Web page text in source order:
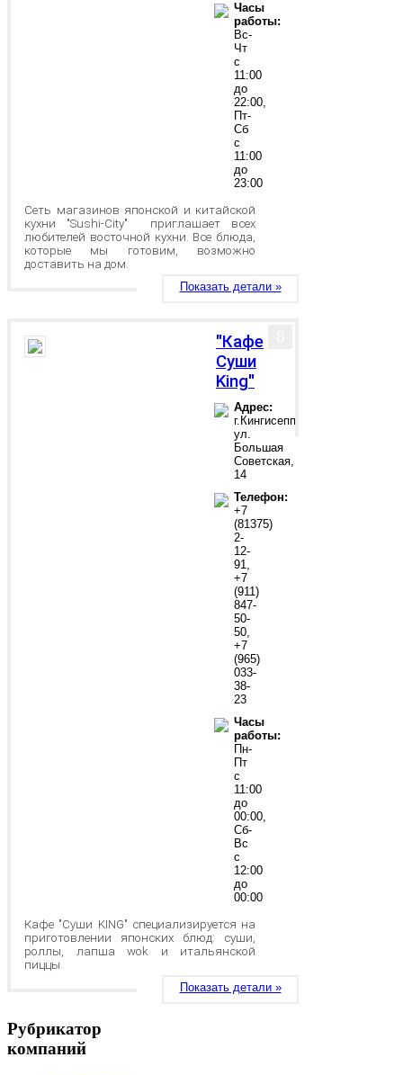
Часы
работы:
Вс-
Чт
с
11:00
до
22:00,
Пт-
Сб
с
11:00
до
23:00
Сеть магазинов японской и китайской
кухни "Sushi-City" приглашает всех
любителей восточной кухни. Все блюда,
которые мы готовим, возможно
доставить на дом.
Показать детали »
"Кафе
Суши
King"
Адрес:
г.Кингисепп,
ул.
Большая
Советская,
14
Телефон:
+7
(81375)
2-
12-
91,
+7
(911)
847-
50-
50,
+7
(965)
033-
38-
23
Часы
работы:
Пн-
Пт
с
11:00
до
00:00,
Сб-
Вс
с
12:00
до
00:00
Кафе "Суши KING" специализируется на
приготовлении японских блюд: суши,
роллы, лапша wok и итальянской
пиццы.
Показать детали »
Рубрикатор
компаний